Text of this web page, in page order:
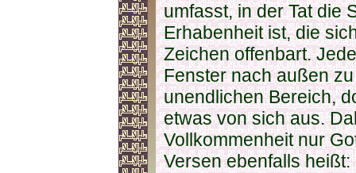
umfasst, in der Tat die
Erhabenheit ist, die
Zeichen offenbart.
Fenster nach außen
unendlichen Bereich,
etwas von sich aus.
Vollkommenheit nur
Versen ebenfalls heißt: